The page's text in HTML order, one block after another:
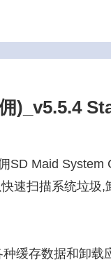
)_v5.5.4
SD Maid
速扫描系统垃圾
缓存数据和卸